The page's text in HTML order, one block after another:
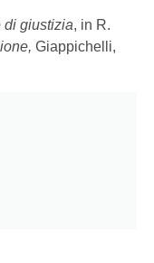
di giustizia, in R.
Giappichelli,